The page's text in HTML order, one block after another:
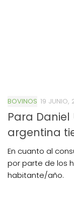
BOVINOS 19 JUNIO,
Para
argentina
En cuanto al
por parte de los
habitante/año.